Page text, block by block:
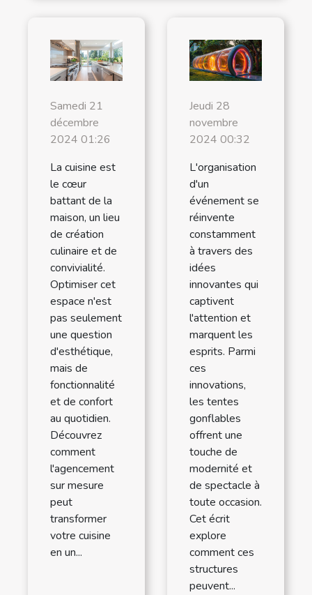
Samedi 21
décembre
2024 01:26
La cuisine est
le cœur
battant de la
maison, un lieu
de création
culinaire et de
convivialité.
Optimiser cet
espace n'est
pas seulement
une question
d'esthétique,
mais de
fonctionnalité
et de confort
au quotidien.
Découvrez
comment
l'agencement
sur mesure
peut
transformer
votre cuisine
en un...
Jeudi 28
novembre
2024 00:32
L'organisation
d'un
événement se
réinvente
constamment
à travers des
idées
innovantes qui
captivent
l'attention et
marquent les
esprits. Parmi
ces
innovations,
les tentes
gonflables
offrent une
touche de
modernité et
de spectacle à
toute occasion.
Cet écrit
explore
comment ces
structures
peuvent...